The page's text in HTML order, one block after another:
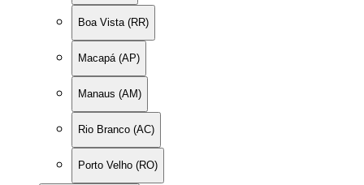
Boa Vista (RR)
Macapá (AP)
Manaus (AM)
Rio Branco (AC)
Porto Velho (RO)